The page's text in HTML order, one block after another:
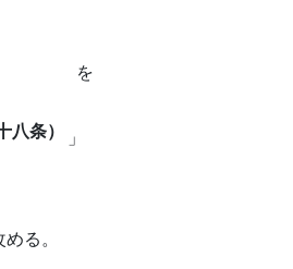
条） 」
を
る。